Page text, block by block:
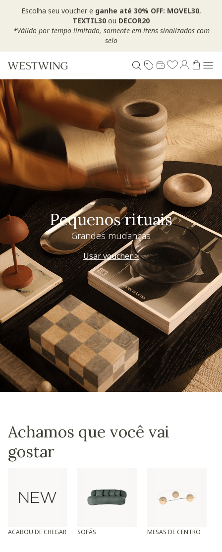
Escolha seu voucher e ganhe até 30% OFF: MOVEL30,
TEXTIL30 ou DECOR20
*Válido por tempo limitado, somente em itens sinalizados com
selo
Pequenos rituais
Grandes mudanças
Usar voucher >
Achamos que você vai
gostar
ACABOU DE CHEGAR SOFÁS MESAS DE CENTRO